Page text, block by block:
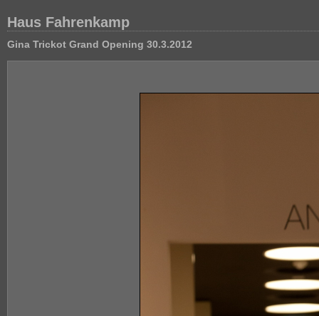
Haus Fahrenkamp
Gina Trickot Grand Opening 30.3.2012